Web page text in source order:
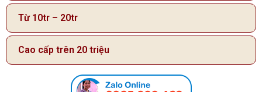
Từ 10tr – 20tr
Cao cấp trên 20 triệu